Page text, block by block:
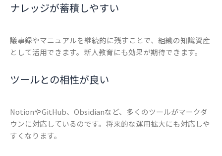
ナレッジが蓄積しやすい
議事録やマニュアルを継続的に残すことで、組織の知識資産
として活用できます。新人教育にも効果が期待できます。
ツールとの相性が良い
NotionやGitHub、Obsidianなど、多くのツールがマークダ
ウンに対応しているのです。将来的な運用拡大にも対応しや
すくなります。